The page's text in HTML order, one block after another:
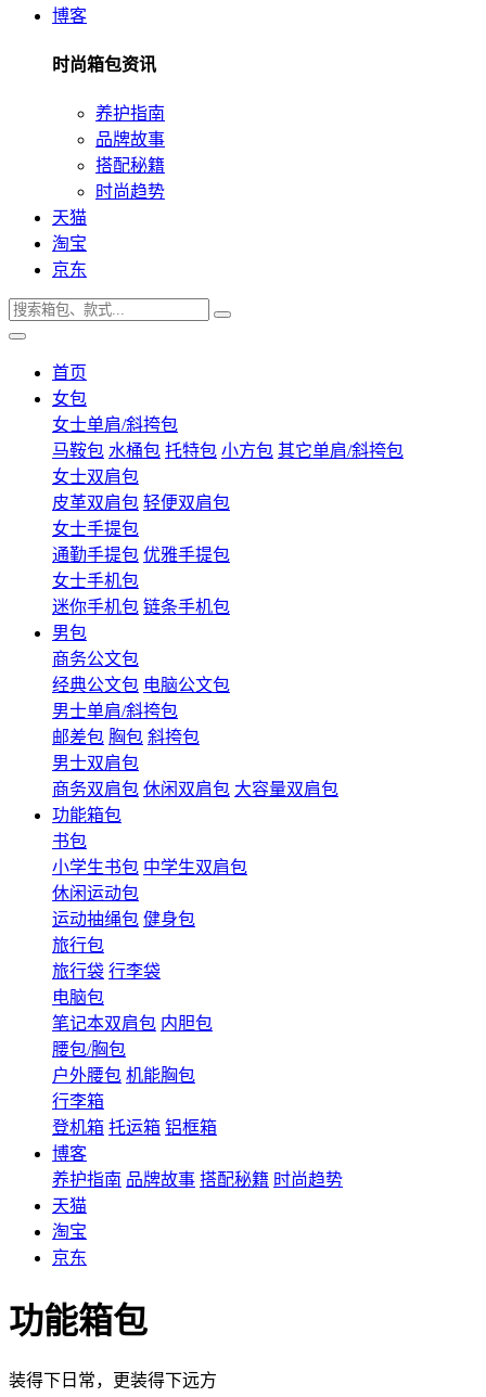
博客
时尚箱包资讯
养护指南
品牌故事
搭配秘籍
时尚趋势
天猫
淘宝
京东
首页
女包
女士单肩/斜挎包
马鞍包 水桶包 托特包 小方包 其它单肩/斜挎包
女士双肩包
皮革双肩包 轻便双肩包
女士手提包
通勤手提包 优雅手提包
女士手机包
迷你手机包 链条手机包
男包
商务公文包
经典公文包 电脑公文包
男士单肩/斜挎包
邮差包 胸包 斜挎包
男士双肩包
商务双肩包 休闲双肩包 大容量双肩包
功能箱包
书包
小学生书包 中学生双肩包
休闲运动包
运动抽绳包 健身包
旅行包
旅行袋 行李袋
电脑包
笔记本双肩包 内胆包
腰包/胸包
户外腰包 机能胸包
行李箱
登机箱 托运箱 铝框箱
博客
养护指南 品牌故事 搭配秘籍 时尚趋势
天猫
淘宝
京东
功能箱包
装得下日常，更装得下远方